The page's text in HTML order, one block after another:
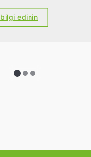
piyasa değerini
bir şekilde
edinin